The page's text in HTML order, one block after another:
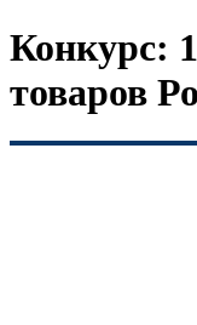
Конкурс:
товаров